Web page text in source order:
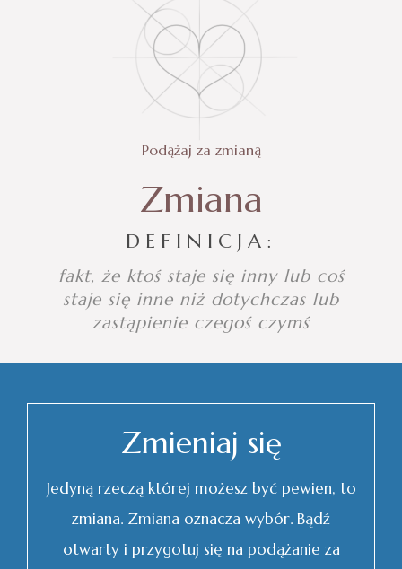
Podążaj za zmianą
Zmiana
DEFINICJA:
fakt, że ktoś staje się inny lub coś
staje się inne niż dotychczas lub
zastąpienie czegoś czymś
Zmieniaj się
Jedyną rzeczą której możesz być pewien, to
zmiana. Zmiana oznacza wybór. Bądź
otwarty i przygotuj się na podążanie za